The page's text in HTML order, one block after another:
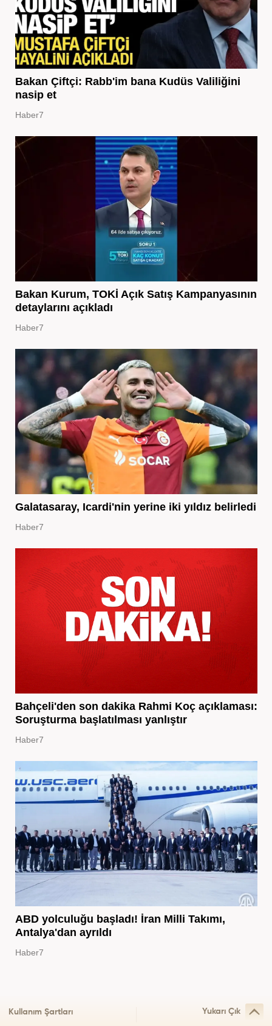
Bakan Çiftçi: Rabb'im bana Kudüs Valiliğini
nasip et
Haber7
Bakan Kurum, TOKİ Açık Satış Kampanyasının
detaylarını açıkladı
Haber7
Galatasaray, Icardi'nin yerine iki yıldız belirledi
Haber7
Bahçeli'den son dakika Rahmi Koç açıklaması:
Soruşturma başlatılması yanlıştır
Haber7
ABD yolculuğu başladı! İran Milli Takımı,
Antalya'dan ayrıldı
Haber7
Kullanım Şartları Yukarı Çık